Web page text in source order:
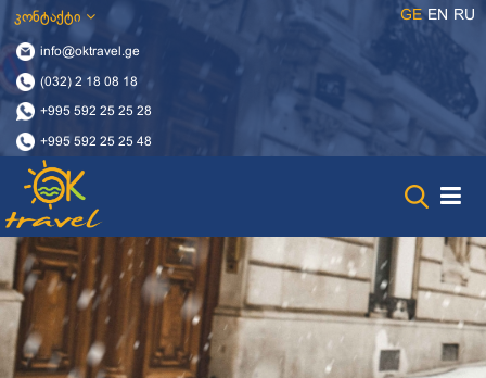
კონტაქტი
info@oktravel.ge
(032) 2 18 08 18
+995 592 25 25 28
+995 592 25 25 48
GE EN RU